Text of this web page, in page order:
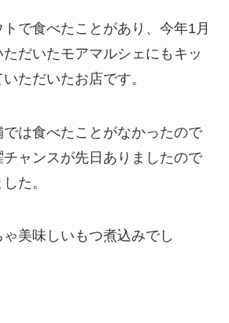
で食べたことがあり、今年1月
だいたモアマルシェにもキッ
ただいたお店です。
は食べたことがなかったので
ャンスが先日ありましたので
た。
美味しいもつ煮込みでし